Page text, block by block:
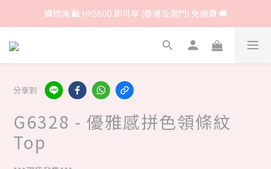
購物滿 🛍 HK$600 即可享 (香港及澳門) 免運費 🚚
分享到
G6328 - 優雅感拼色領條紋
Top